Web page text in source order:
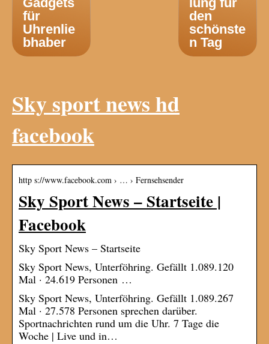
für
Uhrenlie
bhaber
den
schönste
n Tag
Sky sport news hd
facebook
http s://www.facebook.com › … › Fernsehsender
Sky Sport News – Startseite |
Facebook
Sky Sport News – Startseite
Sky Sport News, Unterföhring. Gefällt 1.089.120
Mal · 24.619 Personen …
Sky Sport News, Unterföhring. Gefällt 1.089.267
Mal · 27.578 Personen sprechen darüber.
Sportnachrichten rund um die Uhr. 7 Tage die
Woche | Live und in…